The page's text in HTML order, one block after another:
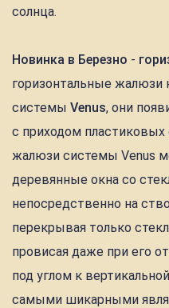
солнца.
Новинка в Березно -
горизонтальные жалюзи
системы Venus, они
с приходом пластиковых
жалюзи системы Venus
деревянные окна со
непосредственно на
перекрывая только
провисая даже при его
под углом к
самыми шикарными